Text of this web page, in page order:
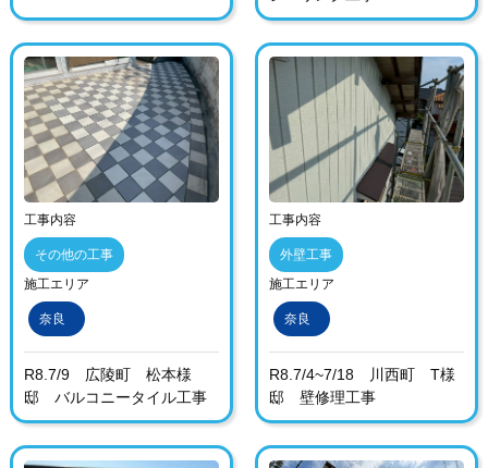
工事内容
その他の工事
施工エリア
奈良
R8.7/9 広陵町 松本様
邸 バルコニータイル工事
工事内容
外壁工事
施工エリア
奈良
R8.7/4~7/18 川西町 T様
邸 壁修理工事